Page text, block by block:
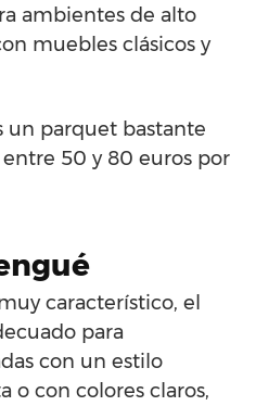
ambientes de alto
muebles clásicos y
un parquet bastante
entre 50 y 80 euros por
característico, el
para
con un estilo
o con colores claros,